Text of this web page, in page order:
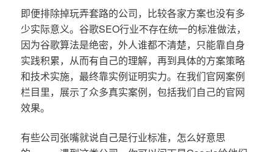
即便排除掉玩弄套路的公司，比较各家方案也没有多
少实际意义。谷歌SEO行业不存在统一的标准做法，
因为谷歌算法是绝密，外人谁都不清楚，只能靠自身
实践积累，从而有自己的理解，再到具体的方案策略
和技术实施，最终靠实例证明实力。在我们官网案例
栏目里，展示了众多真实案例，包括我们自己的官网
效果。
有些公司张嘴就说自己是行业标准，怎么好意思